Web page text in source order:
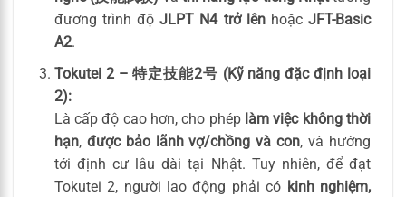
đương trình độJLPT N4 trở lênhoặcJFT-Basic
A2.
Tokutei 2 – 特定技能2号 (Kỹ năng đặc định loại
2):
Là cấp độ cao hơn, cho phép làm việc không thời
hạn, được bảo lãnh vợ/chồng và con, và hướng
tới định cư lâu dài tại Nhật. Tuy nhiên, để đạt
Tokutei 2, người lao động phải có kinh nghiệm,